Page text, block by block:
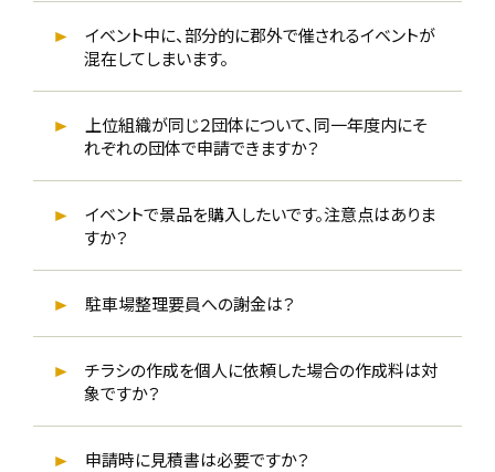
イベント中に、部分的に郡外で催されるイベントが
混在してしまいます。
上位組織が同じ２団体について、同一年度内にそ
れぞれの団体で申請できますか？
イベントで景品を購入したいです。注意点はありま
すか？
駐車場整理要員への謝金は？
チラシの作成を個人に依頼した場合の作成料は対
象ですか？
申請時に見積書は必要ですか？